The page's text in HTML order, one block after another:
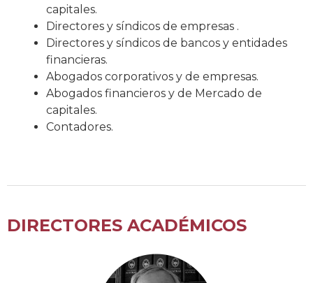
capitales.
Directores y síndicos de empresas .
Directores y síndicos de bancos y entidades
financieras.
Abogados corporativos y de empresas.
Abogados financieros y de Mercado de
capitales.
Contadores.
DIRECTORES ACADÉMICOS